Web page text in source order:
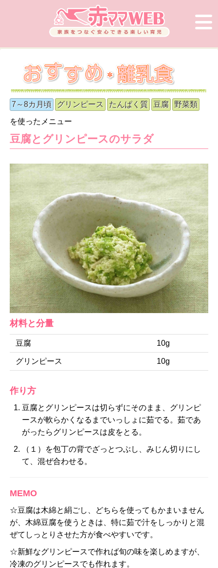
7～8カ月頃 グリンピース たんぱく質 豆腐 野菜類
を使ったメニュー
豆腐とグリンピースのサラダ
材料と分量
豆腐 10g
グリンピース 10g
作り方
豆腐とグリンピースは切らずにそのまま、グリンピ
ースが軟らかくなるまでいっしょに茹でる。茹であ
がったらグリンピースは皮をとる。
（１）を包丁の背でざっとつぶし、みじん切りにし
て、混ぜ合わせる。
MEMO
☆豆腐は木綿と絹ごし、どちらを使ってもかまいません
が、木綿豆腐を使うときは、特に茹で汁をしっかりと混
ぜてしっとりさせた方が食べやすいです。
☆新鮮なグリンピースで作れば旬の味を楽しめますが、
冷凍のグリンピースでも作れます。